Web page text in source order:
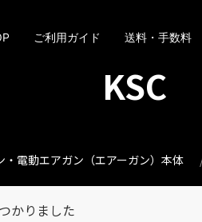
ご利用ガイド 送料・手数料
KSC
・電動エアガン（エアーガン）本体
かりました